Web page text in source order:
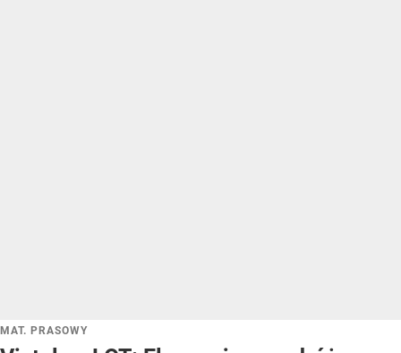
MAT. PRASOWY